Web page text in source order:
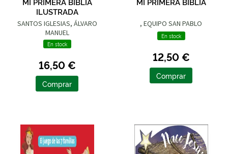
ILUSTRADA
SANTOS IGLESIAS, ÁLVARO
MANUEL
En stock
16,50 €
Comprar
, EQUIPO SAN PABLO
En stock
12,50 €
Comprar